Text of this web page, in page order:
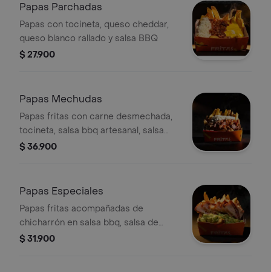
Papas Parchadas
Papas con tocineta, queso cheddar,
queso blanco rallado y salsa BBQ
$ 27.900
Papas Mechudas
Papas fritas con carne desmechada,
tocineta, salsa bbq artesanal, salsa
ahumada y queso rallado.
$ 36.900
Papas Especiales
Papas fritas acompañadas de
chicharrón en salsa bbq, salsa de
cilantro y queso rallado.
$ 31.900